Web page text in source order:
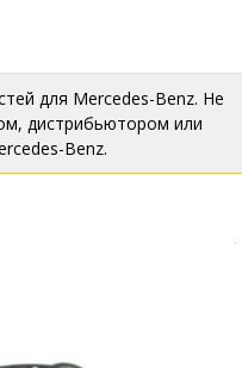
для Mercedes-Benz. Не
дистрибьютором или
Benz.